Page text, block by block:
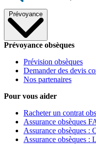
Prévoyance
Prévoyance obsèques
Prévision obsèques
Demander des devis
Nos partenaires
Pour vous aider
Racheter un contrat
Assurance obsèques
Assurance obsèques
Assurance obsèques :